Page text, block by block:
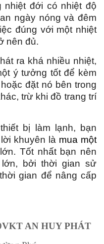
nhiệt đới có nhiệt độ
ngày nóng và đêm
đúng với một nhiệt
nên đủ.
ra khá nhiều nhiệt,
ý tưởng tốt để kèm
đặt nó bên trong
trừ khi đồ trang trí
bị làm lạnh, bạn
khuyên là mua một
Tốt nhất bạn nên
bởi thời gian sử
gian để nâng cấp
AN HUY PHÁT